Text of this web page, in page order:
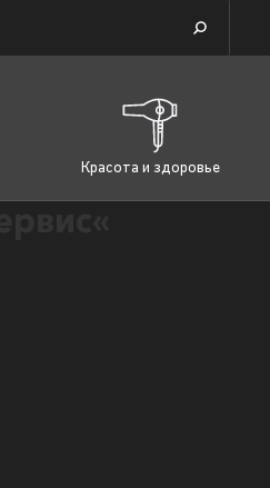
Красота и здоровье